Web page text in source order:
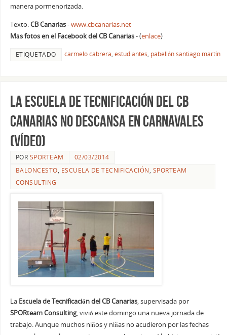
manera pormenorizada.
Texto:CB Canarias-www.cbcanarias.net
Más fotos en el Facebook del CB Canarias- (enlace)
ETIQUETADO carmelo cabrera, estudiantes, pabellón santiago martín
La Escuela de Tecnificación del CB
Canarias no descansa en Carnavales
(vídeo)
POR SPORTEAM
02/03/2014
BALONCESTO, ESCUELA DE TECNIFICACIÓN, SPORTEAM
CONSULTING
La Escuela de Tecnificación del CB Canarias, supervisada por
SPORteam Consulting, vivió este domingo una nueva jornada de
trabajo. Aunque muchos niños y niñas no acudieron por las fechas